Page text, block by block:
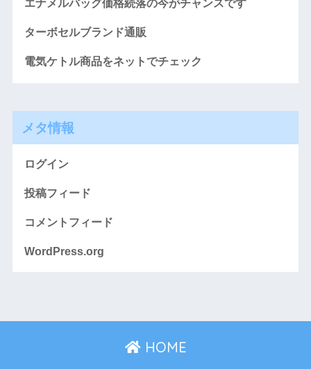
エナメルバッグ価格続落の今がチャンスです
ターボセルブランド通販
電気ケトル商品をネットでチェック
メタ情報
ログイン
投稿フィード
コメントフィード
WordPress.org
HOME